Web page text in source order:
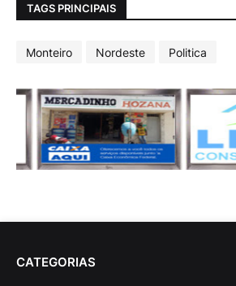
TAGS PRINCIPAIS
Monteiro Nordeste Politica
CATEGORIAS